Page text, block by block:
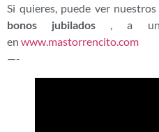
Si quieres, puede ver nuestros
bonos jubilados , a un
en www.mastorrencito.com
—-